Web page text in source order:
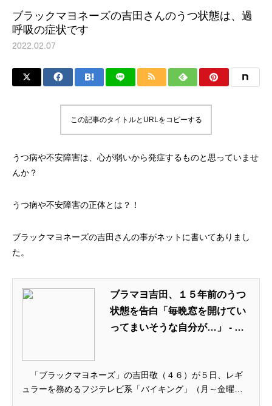
ブラックマヨネーズの吉田さんのうつ状態は、過
呼吸の症状です
2022.02.07
この記事のタイトルとURLをコピーする
うつ病や不安障害は、心が弱いから発症するものと思っていませ
んか？
うつ病や不安障害の正体とは？！
ブラックマヨネーズの吉田さんの事がネットに書いてありまし
た。
ブラマヨ吉田、１５年前のうつ
状態を告白「毎晩窓を開けてい
ってまいそうな自分が…」 - ス
「ブラックマヨネーズ」の吉田敬（４６）が５日、レギ
ュラーを務めるフジテレビ系「バイキング」（月～金曜・